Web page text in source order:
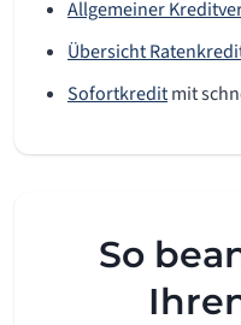
Allgemeiner
Übersicht
Sofortkreditmit
So